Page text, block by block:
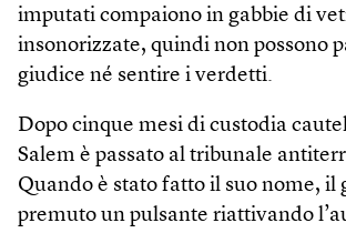
imputati compaiono in gabbie di
insonorizzate, quindi non possono
giudice né sentire i verdetti.
Dopo cinque mesi di custodia
Salem è passato al tribunale
Quando è stato fatto il suo nome, il
premuto un pulsante riattivando